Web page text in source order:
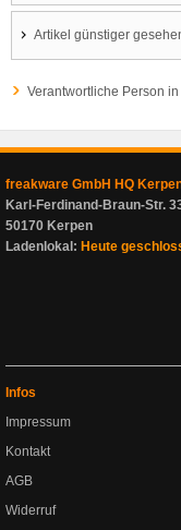
Artikel günstiger
Verantwortliche Person in
freakware GmbH HQ
Karl-Ferdinand-Braun-Str.
50170 Kerpen
Ladenlokal: Heute
Infos
Impressum
Kontakt
AGB
Widerruf